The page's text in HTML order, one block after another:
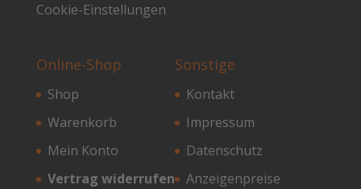
Cookie-Einstellungen
Online-Shop
Shop
Warenkorb
Mein Konto
Vertrag widerrufen
Sonstige
Kontakt
Impressum
Datenschutz
Anzeigenpreise